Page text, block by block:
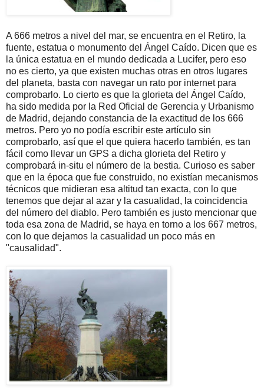
A 666 metros a nivel del mar, se encuentra en el Retiro, la
fuente, estatua o monumento del Ángel Caído. Dicen que es
la única estatua en el mundo dedicada a Lucifer, pero eso
no es cierto, ya que existen muchas otras en otros lugares
del planeta, basta con navegar un rato por internet para
comprobarlo. Lo cierto es que la glorieta del Ángel Caído,
ha sido medida por la Red Oficial de Gerencia y Urbanismo
de Madrid, dejando constancia de la exactitud de los 666
metros. Pero yo no podía escribir este artículo sin
comprobarlo, así que el que quiera hacerlo también, es tan
fácil como llevar un GPS a dicha glorieta del Retiro y
comprobará in-situ el número de la bestia. Curioso es saber
que en la época que fue construido, no existían mecanismos
técnicos que midieran esa altitud tan exacta, con lo que
tenemos que dejar al azar y la casualidad, la coincidencia
del número del diablo. Pero también es justo mencionar que
toda esa zona de Madrid, se haya en torno a los 667 metros,
con lo que dejamos la casualidad un poco más en
"causalidad".